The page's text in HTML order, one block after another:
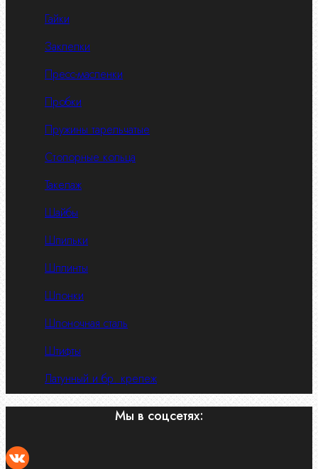
Гайки
Заклепки
Пресс-масленки
Пробки
Пружины тарельчатые
Стопорные кольца
Такелаж
Шайбы
Шпильки
Шплинты
Шпонки
Шпоночная сталь
Штифты
Латунный и бр. крепеж
Мы в соцсетях: